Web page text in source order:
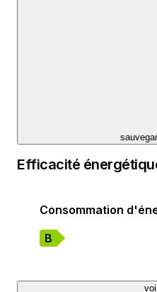
Efficacité
Consommation
B